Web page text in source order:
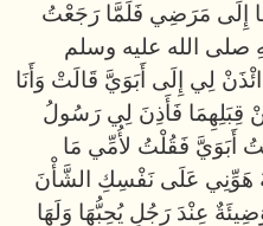
إِلَى مَرَضِي فَلَمَّا رَجَعْتُ
صلى الله عليه وسلم
لِي إِلَى أَبَوَيَّ قَالَتْ وَأَنَا
قِبَلِهِمَا فَأَذِنَ لِي رَسُولُ
أَبَوَيَّ فَقُلْتُ لأُمِّي مَا
هَوِّنِي عَلَى نَفْسِكِ الشَّأْنَ
عِنْدَ رَجُلٍ يُحِبُّهَا وَلَهَا